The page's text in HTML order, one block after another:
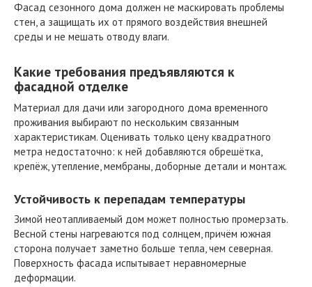
Фасад сезонного дома должен не маскировать проблемы
стен, а защищать их от прямого воздействия внешней
среды и не мешать отводу влаги.
Какие требования предъявляются к
фасадной отделке
Материал для дачи или загородного дома временного
проживания выбирают по нескольким связанным
характеристикам. Оценивать только цену квадратного
метра недостаточно: к ней добавляются обрешётка,
крепёж, утепление, мембраны, доборные детали и монтаж.
Устойчивость к перепадам температуры
Зимой неотапливаемый дом может полностью промерзать.
Весной стены нагреваются под солнцем, причём южная
сторона получает заметно больше тепла, чем северная.
Поверхность фасада испытывает неравномерные
деформации.